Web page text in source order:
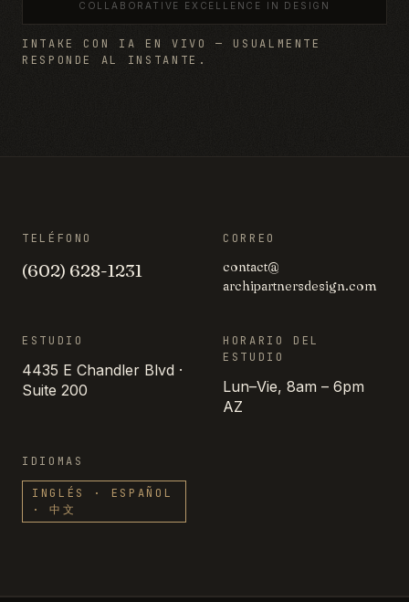
INTAKE CON IA EN VIVO — USUALMENTE
RESPONDE AL INSTANTE.
TELÉFONO
(602) 628-1231
CORREO
contact@
archipartnersdesign.com
ESTUDIO
4435 E Chandler Blvd ·
Suite 200
HORARIO DEL
ESTUDIO
Lun–Vie, 8am – 6pm
AZ
IDIOMAS
INGLÉS · ESPAÑOL
· 中文